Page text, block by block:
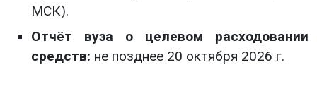
МСК).
Отчёт вуза о целевом расходовании
средств: не позднее 20 октября 2026 г.